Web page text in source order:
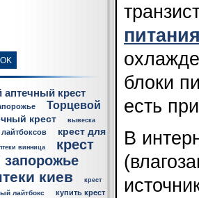
крест
Торцевой
крест
вывеска
лайтбоксов
крест для
винница
крест
запорожье
киев
крест
лайтбокс
купить крест
блоки
есть
В